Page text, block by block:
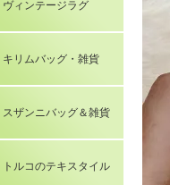
ヴィンテージラグ
キリムバッグ・雑貨
スザンニバッグ＆雑貨
トルコのテキスタイル